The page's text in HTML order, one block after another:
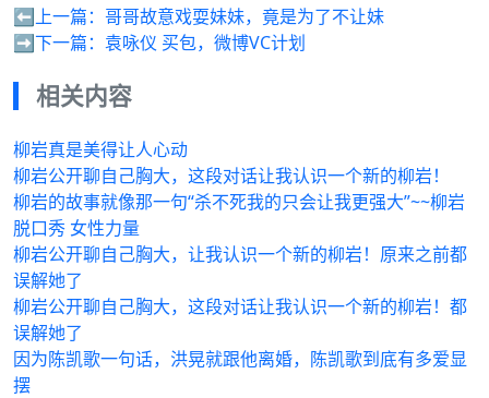
⬅️上一篇： 哥哥故意戏耍妹妹，竟是为了不让妹
➡️下一篇： 袁咏仪 买包，微博VC计划
相关内容
柳岩真是美得让人心动
柳岩公开聊自己胸大，这段对话让我认识一个新的柳岩！
柳岩的故事就像那一句“杀不死我的只会让我更强大”~~柳岩
脱口秀 女性力量
柳岩公开聊自己胸大，让我认识一个新的柳岩！原来之前都
误解她了
柳岩公开聊自己胸大，这段对话让我认识一个新的柳岩！都
误解她了
因为陈凯歌一句话，洪晃就跟他离婚，陈凯歌到底有多爱显
摆